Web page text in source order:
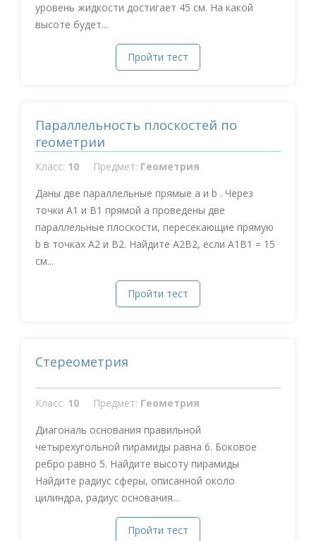
уровень жидкости достигает 45 см. На какой
высоте будет...
Пройти тест
Параллельность плоскостей по
геометрии
Класс: 10 Предмет: Геометрия
Даны две параллельные прямые a и b . Через
точки А1 и В1 прямой a проведены две
параллельные плоскости, пересекающие прямую
b в точках А2 и В2. Найдите А2В2, если А1В1 = 15
см...
Пройти тест
Стереометрия
Класс: 10 Предмет: Геометрия
Диагональ основания правильной
четырехугольной пирамиды равна 6. Боковое
ребро равно 5. Найдите высоту пирамиды
Найдите радиус сферы, описанной около
цилиндра, радиус основания...
Пройти тест